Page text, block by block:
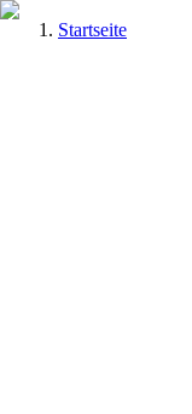
Startseite